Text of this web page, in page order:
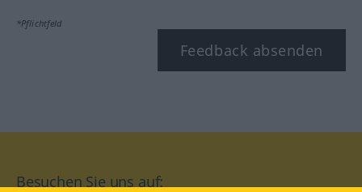
*Pflichtfeld
Feedback absenden
Besuchen Sie uns auf: